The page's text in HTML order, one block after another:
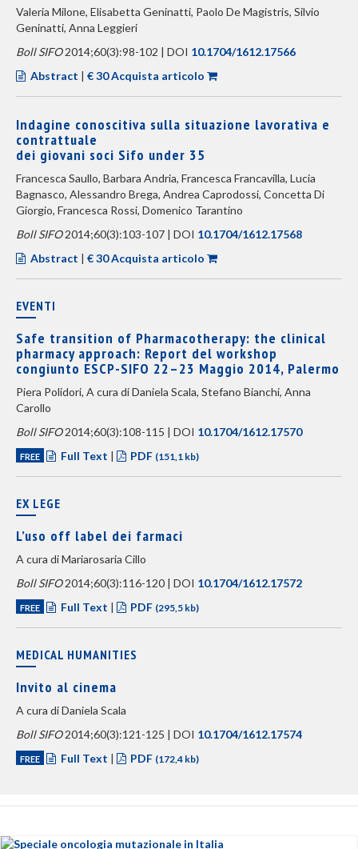
Valeria Milone, Elisabetta Geninatti, Paolo De Magistris, Silvio
Geninatti, Anna Leggieri
Boll SIFO2014;60(3):98-102 | DOI 10.1704/1612.17566
Abstract | € 30 Acquista articolo
Indagine conoscitiva sulla situazione lavorativa e
contrattuale
dei giovani soci Sifo under 35
Francesca Saullo, Barbara Andria, Francesca Francavilla, Lucia
Bagnasco, Alessandro Brega, Andrea Caprodossi, Concetta Di
Giorgio, Francesca Rossi, Domenico Tarantino
Boll SIFO2014;60(3):103-107 | DOI 10.1704/1612.17568
Abstract | € 30 Acquista articolo
EVENTI
Safe transition of Pharmacotherapy: the clinical
pharmacy approach: Report del workshop
congiunto ESCP-SIFO 22–23 Maggio 2014, Palermo
Piera Polidori, A cura di Daniela Scala, Stefano Bianchi, Anna
Carollo
Boll SIFO2014;60(3):108-115 | DOI 10.1704/1612.17570
FREE Full Text | PDF (151,1 kb)
EX LEGE
L’uso off label dei farmaci
A cura di Mariarosaria Cillo
Boll SIFO2014;60(3):116-120 | DOI 10.1704/1612.17572
FREE Full Text | PDF (295,5 kb)
MEDICAL HUMANITIES
Invito al cinema
A cura di Daniela Scala
Boll SIFO2014;60(3):121-125 | DOI 10.1704/1612.17574
FREE Full Text | PDF (172,4 kb)